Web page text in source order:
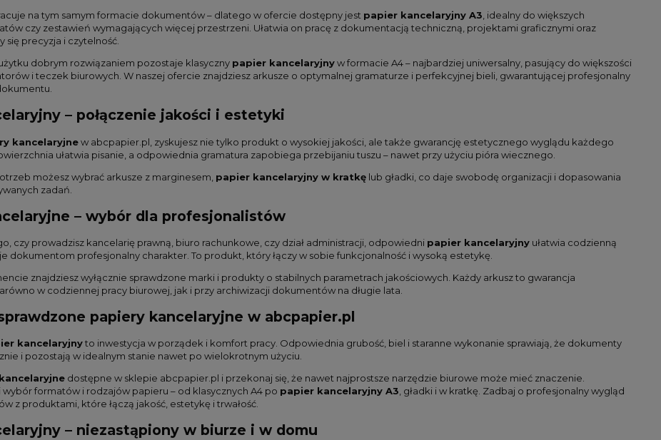
na tym samym formacie dokumentów – dlatego w ofercie dostępny jest papier kancelaryjny A3, idealny do większych
czy zestawień wymagających więcej przestrzeni. Ułatwia on pracę z dokumentacją techniczną, projektami graficznymi oraz
się precyzja i czytelność.
dobrym rozwiązaniem pozostaje klasyczny papier kancelaryjnyw formacie A4 – najbardziej uniwersalny, pasujący do większości
i teczek biurowych. W naszej ofercie znajdziesz arkusze o optymalnej gramaturze i perfekcyjnej bieli, gwarantującej profesjonalny
– połączenie jakości i estetyki
kancelaryjnew abcpapier.pl, zyskujesz nie tylko produkt o wysokiej jakości, ale także gwarancję estetycznego wyglądu każdego
ułatwia pisanie, a odpowiednia gramatura zapobiega przebijaniu tuszu – nawet przy użyciu pióra wiecznego.
możesz wybrać arkusze z marginesem, papier kancelaryjny w kratkę lub gładki, co daje swobodę organizacji i dopasowania
zadań.
– wybór dla profesjonalistów
czy prowadzisz kancelarię prawną, biuro rachunkowe, czy dział administracji, odpowiedni papier kancelaryjny ułatwia codzienną
dokumentom profesjonalny charakter. To produkt, który łączy w sobie funkcjonalność i wysoką estetykę.
znajdziesz wyłącznie sprawdzone marki i produkty o stabilnych parametrach jakościowych. Każdy arkusz to gwarancja
w codziennej pracy biurowej, jak i przy archiwizacji dokumentów na długie lata.
papiery kancelaryjne w abcpapier.pl
kancelaryjnyto inwestycja w porządek i komfort pracy. Odpowiednia grubość, biel i staranne wykonanie sprawiają, że dokumenty
i pozostają w idealnym stanie nawet po wielokrotnym użyciu.
dostępne w sklepie abcpapier.pl i przekonaj się, że nawet najprostsze narzędzie biurowe może mieć znaczenie.
formatów i rodzajów papieru – od klasycznych A4 po papier kancelaryjny A3, gładki i w kratkę. Zadbaj o profesjonalny wygląd
z produktami, które łączą jakość, estetykę i trwałość.
– niezastąpiony w biurze i w domu